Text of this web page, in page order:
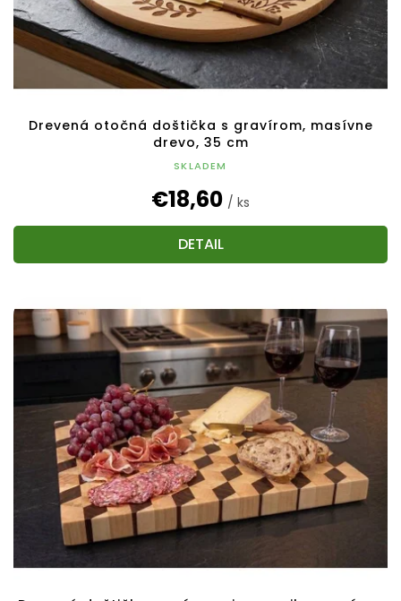
k
t
o
Drevená otočná doštička s gravírom, masívne
drevo, 35 cm
SKLADEM
€18,60 / ks
DETAIL